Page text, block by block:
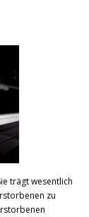
trägt wesentlich
zu